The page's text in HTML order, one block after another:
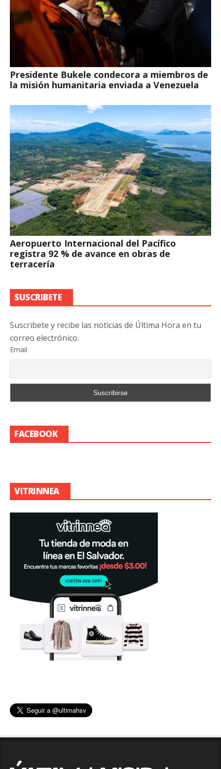
Presidente Bukele condecora a miembros de
la misión humanitaria enviada a Venezuela
Aeropuerto Internacional del Pacífico
registra 92 % de avance en obras de
terracería
SUSCRIBETE
Suscribete y recibe las noticias de Última Hora en tu
correo electrónico.
Email
FACEBOOK
VITRINNEA